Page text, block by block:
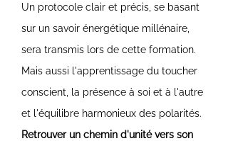
Un protocole clair et précis, se basant
sur un savoir énergétique millénaire,
sera transmis lors de cette formation.
Mais aussi l'apprentissage du toucher
conscient, la présence à soi et à l'autre
et l'équilibre harmonieux des polarités.
Retrouver un chemin d'unité vers son